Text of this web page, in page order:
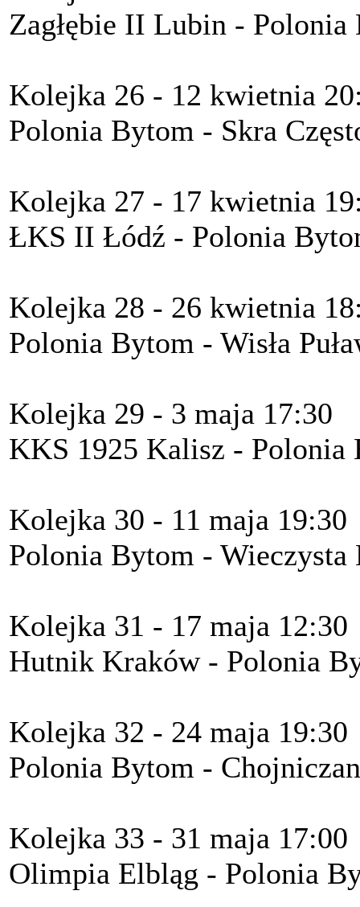
Zagłębie II Lubin - Polonia
Kolejka 26 - 12 kwietnia
Polonia Bytom - Skra
Kolejka 27 - 17 kwietnia
ŁKS II Łódź - Polonia
Kolejka 28 - 26 kwietnia
Polonia Bytom - Wisła
Kolejka 29 - 3 maja 17:30
KKS 1925 Kalisz - Polonia
Kolejka 30 - 11 maja 19:30
Polonia Bytom - Wieczysta
Kolejka 31 - 17 maja 12:30
Hutnik Kraków - Polonia
Kolejka 32 - 24 maja 19:30
Polonia Bytom -
Kolejka 33 - 31 maja 17:00
Olimpia Elbląg - Polonia